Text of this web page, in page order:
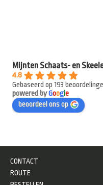
Mijnten Schaats- en
4.8
Gebaseerd op 193
powered byGooge
beoordeel ons op
CONTACT
ROUTE